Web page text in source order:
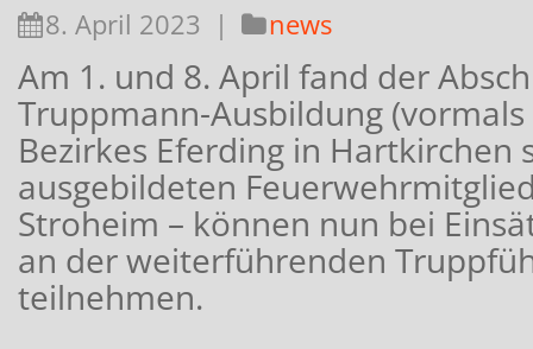
8. April 2023 | news
Am 1. und 8. April fand der
Truppmann-Ausbildung
Bezirkes Eferding in Hartkirchen
ausgebildeten
Stroheim – können nun bei
an der weiterführenden
teilnehmen.